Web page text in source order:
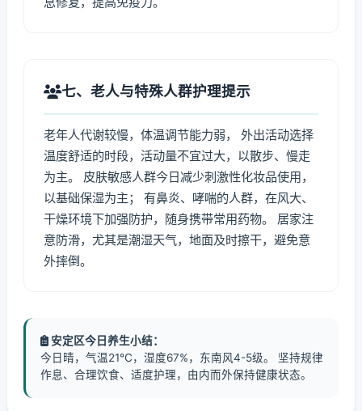
七、老人与特殊人群护理提示
老年人代谢较慢，体温调节能力弱， 外出活动选择
温度舒适的时段，活动量不宜过大，以散步、慢走
为主。 皮肤敏感人群今日减少刺激性化妆品使用，
以基础保湿为主； 有鼻炎、哮喘的人群，在风大、
干燥环境下加强防护，随身携带常用药物。 居家注
意防滑，尤其是潮湿天气，地面及时擦干，避免意
外摔倒。
安定区今日养生小结：
今日晴，气温21℃，湿度67%，东南风4-5级。 坚持规律
作息、合理饮食、适度护理，由内而外保持健康状态。